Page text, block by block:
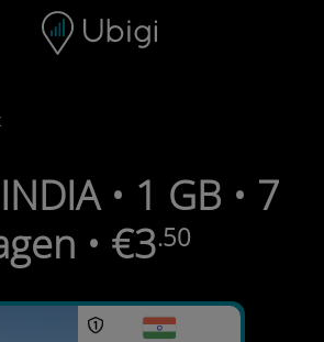
Voettekst
• 1 GB • 7
• €3.50